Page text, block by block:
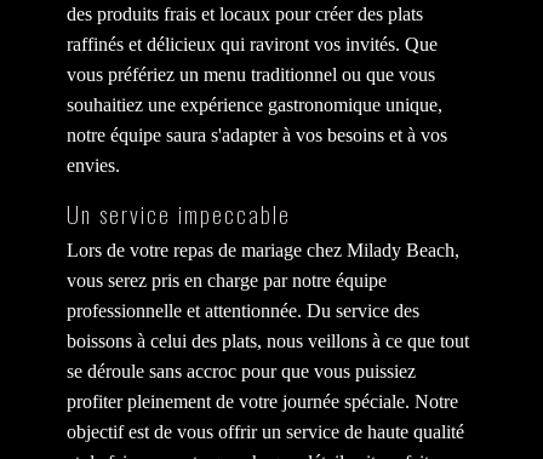
des produits frais et locaux pour créer des plats
raffinés et délicieux qui raviront vos invités. Que
vous préfériez un menu traditionnel ou que vous
souhaitiez une expérience gastronomique unique,
notre équipe saura s'adapter à vos besoins et à vos
envies.
Un service impeccable
Lors de votre repas de mariage chez Milady Beach,
vous serez pris en charge par notre équipe
professionnelle et attentionnée. Du service des
boissons à celui des plats, nous veillons à ce que tout
se déroule sans accroc pour que vous puissiez
profiter pleinement de votre journée spéciale. Notre
objectif est de vous offrir un service de haute qualité